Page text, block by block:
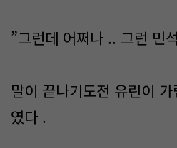
”그런데 어쩌나 .. 그런 민
말이 끝나기도전 유린이
였다 .